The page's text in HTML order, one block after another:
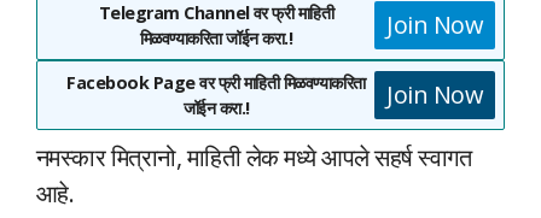
Telegram Channel वर फ्री माहिती
मिळवण्याकरिता जॉईन करा.!
Join Now
Facebook Page वर फ्री माहिती मिळवण्याकरिता
जॉईन करा.!
Join Now
नमस्कार मित्रानो, माहिती लेक मध्ये आपले सहर्ष स्वागत
आहे.